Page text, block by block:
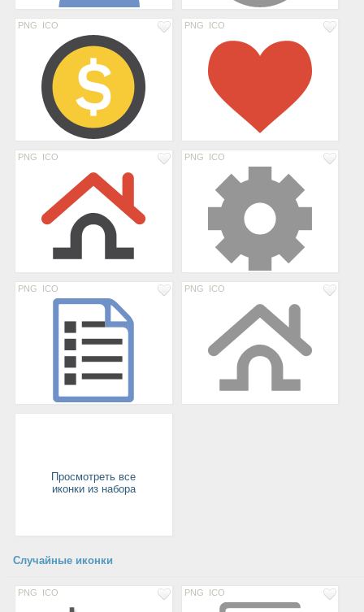
PNG ICO PNG ICO
PNG ICO PNG ICO
PNG ICO PNG ICO
Просмотреть все
иконки из набора
Случайные иконки
PNG ICO PNG ICO